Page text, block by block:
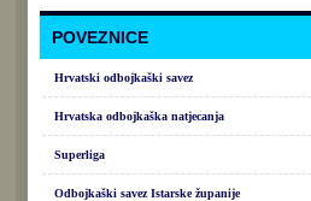
POVEZNICE
Hrvatski odbojkaški savez
Hrvatska odbojkaška natjecanja
Superliga
Odbojkaški savez Istarske županije